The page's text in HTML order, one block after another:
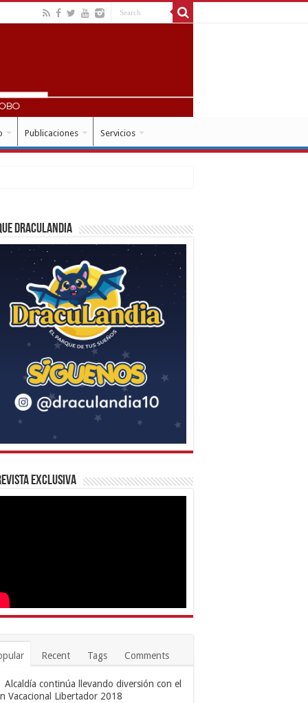
Publicaciones Servicios
Draculandia
Exclusiva
Recent Tags Comments
Alcaldía continúa llevando diversión con el
Vacacional Libertador 2018